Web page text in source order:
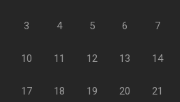
3 4 5 6 7
10 11 12 13 14
17 18 19 20 21